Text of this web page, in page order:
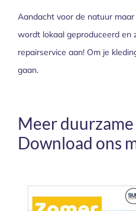
Aandacht voor de natuur
wordt lokaal geproduceerd en
repairservice aan! Om je
gaan.
Meer
Download ons